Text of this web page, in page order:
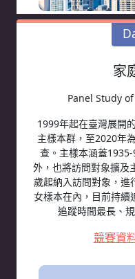
家
Panel Study
1999年起在臺灣展開
主樣本群，至2020年
查。主樣本涵蓋
外，也將訪問對象擴及
歲起納入訪問對象，進
女樣本在內，目前持續
追蹤時間最長、
競賽資